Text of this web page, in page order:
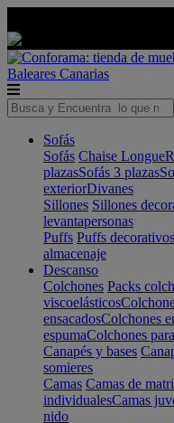
Baleares Canarias
Sofás
Sofás Chaise Longue
plazasSofás 3 plazas
exteriorDivanes
Sillones Sillones
levantapersonas
Puffs Puffs decorativos
almacenaje
Descanso
Colchones Packs
viscoelásticos
ensacadosColchones
espumaColchones
Canapés y bases
somieres
Camas Camas de
individualesCamas
nido